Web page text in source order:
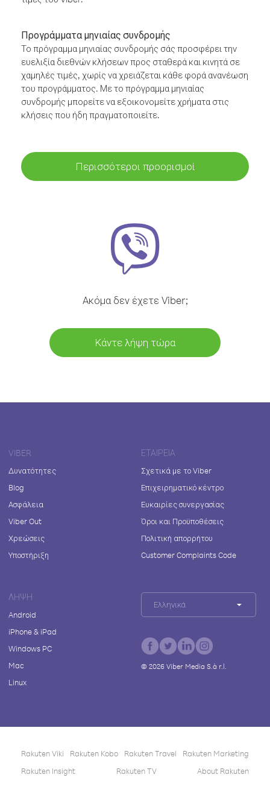
Προγράμματα μηνιαίας συνδρομής
Το πρόγραμμα μηνιαίας συνδρομής σάς προσφέρει την
ευελιξία διεθνών κλήσεων προς σταθερά και κινητά σε
χαμηλές τιμές, χωρίς να χρειάζεται κάθε φορά ανανέωση
του προγράμματος. Με το πρόγραμμα μηνιαίας
συνδρομής μπορείτε να εξοικονομείτε χρήματα στις
κλήσεις που ήδη πραγματοποιείτε.
Περισσότεροι προορισμοί
Ακόμα δεν έχετε Viber;
Κάντε λήψη τώρα
VIBER
Δυνατότητες
Blog
Ασφάλεια
Viber Out
Χρεώσεις
Υποστήριξη
ΕΤΑΙΡΕΊΑ
Σχετικά με το Viber
Επιχειρηματικό κέντρο
Ευκαιρίες συνεργασίας
Όροι και Προϋποθέσεις
Πολιτική απορρήτου
Customer Complaints Code
ΛΉΨΗ
Android
iPhone & iPad
Windows PC
Mac
Linux
Ελληνικά
© 2026Viber Media S.à r.l.
Rakuten Viki Rakuten Kobo Rakuten Travel
Rakuten Marketing
Rakuten Insight
Rakuten TV About Rakuten